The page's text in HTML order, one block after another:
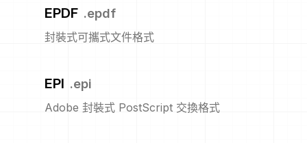
EPDF .epdf
封裝式可攜式文件格式
EPI .epi
Adobe 封裝式 PostScript 交換格式